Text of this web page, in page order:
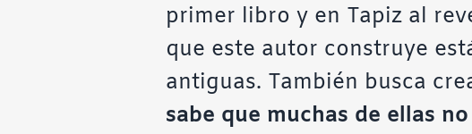
primer libro y en Tapiz al
que este autor construye
antiguas. También busca
sabe que muchas de ellas